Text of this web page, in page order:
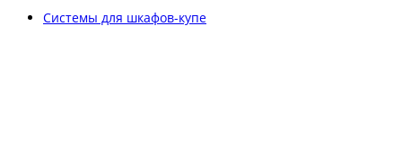
Системы для шкафов-купе